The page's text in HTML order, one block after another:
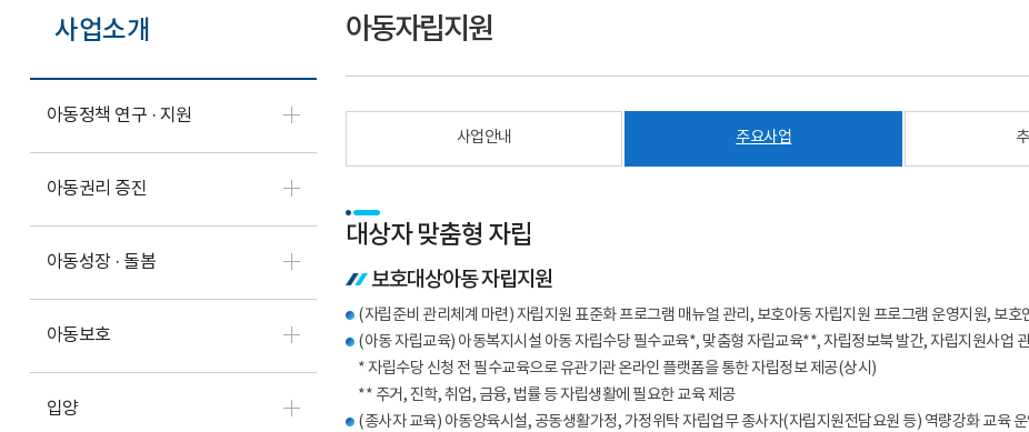
아동자립지원
사업안내 주요사업
대상자 맞춤형 자립
보호대상아동 자립지원
(자립준비 관리체계 마련) 자립지원 표준화 프로그램 매뉴얼 관리, 보호아동 자립지원 프로그램 운영지원, 보
(아동 자립교육) 아동복지시설 아동 자립수당 필수교육*, 맞춤형 자립교육**, 자립정보북 발간, 자립지원사업
* 자립수당 신청 전 필수교육으로 유관기관 온라인 플랫폼을 통한 자립정보 제공(상시)
** 주거, 진학, 취업, 금융, 법률 등 자립생활에 필요한 교육 제공
(종사자 교육) 아동양육시설, 공동생활가정, 가정위탁 자립업무 종사자(자립지원전담요원 등) 역량강화 교육
사업소개
아동정책 연구 · 지원
아동권리 증진
아동성장 · 돌봄
아동보호
입양